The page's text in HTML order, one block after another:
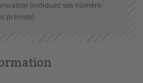
(indiquez vos numéro
prénom).